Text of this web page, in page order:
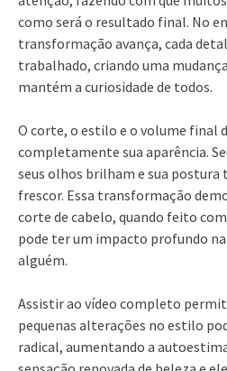
como será o resultado final. No
transformação avança, cada
trabalhado, criando uma
mantém a curiosidade de todos.
O corte, o estilo e o volume final
completamente sua aparência.
seus olhos brilham e sua
frescor. Essa transformação
corte de cabelo, quando feito
pode ter um impacto profundo
alguém.
Assistir ao vídeo completo
pequenas alterações no estilo
radical, aumentando a